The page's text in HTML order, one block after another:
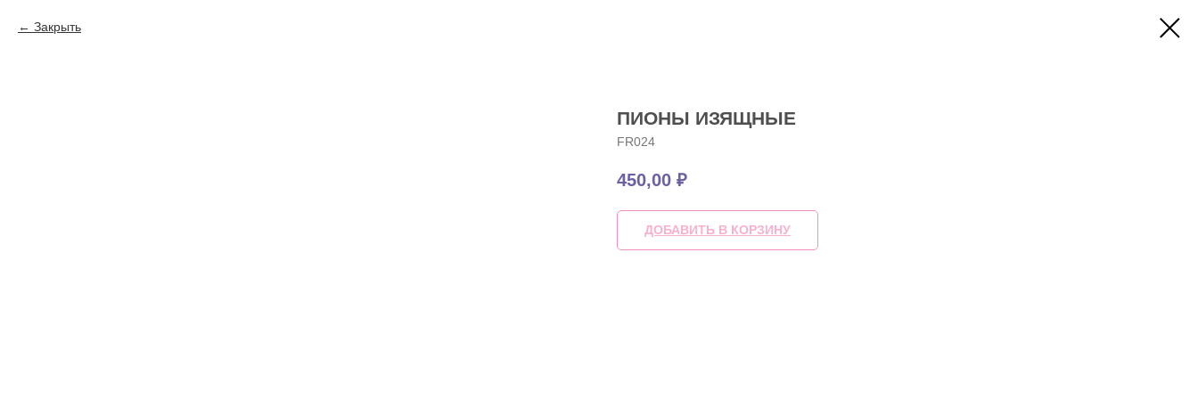
Закрыть
ПИОНЫ ИЗЯЩНЫЕ
FR024
450,00 ₽
ДОБАВИТЬ В КОРЗИНУ